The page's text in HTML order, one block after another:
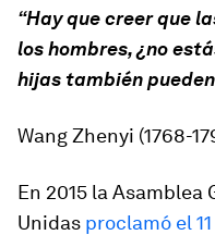
“Hay que creer que
los hombres, ¿no
hijas también pueden
Wang Zhenyi (1768-
En 2015 la Asamblea
Unidas proclamó el